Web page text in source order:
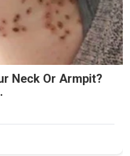
Neck Or Armpit?